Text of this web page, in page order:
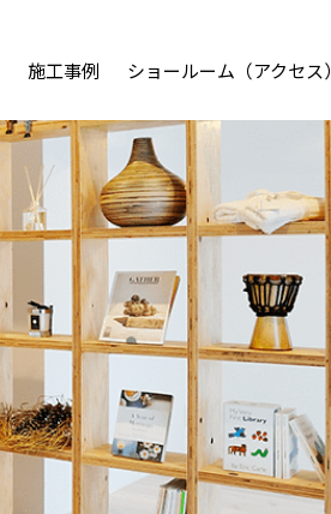
施工事例 ショールーム（アクセス）